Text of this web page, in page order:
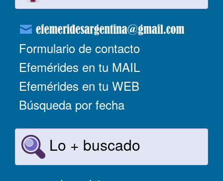
Formulario de contacto
Efemérides en tu MAIL
Efemérides en tu WEB
Búsqueda por fecha
Lo + buscado